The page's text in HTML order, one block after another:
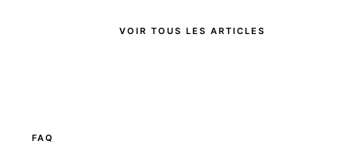
VOIR TOUS LES ARTICLES
FAQ